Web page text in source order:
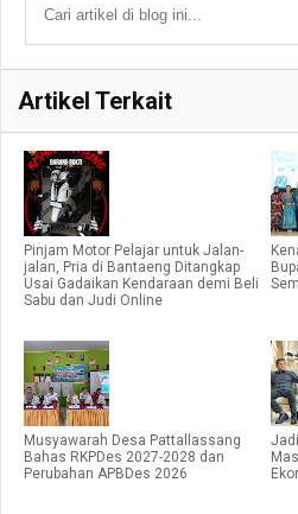
Artikel Terkait
Pinjam Motor Pelajar untuk Jalan-
jalan, Pria di Bantaeng Ditangkap
Usai Gadaikan Kendaraan demi Beli
Sabu dan Judi Online
Musyawarah Desa Pattallassang
Bahas RKPDes 2027-2028 dan
Perubahan APBDes 2026